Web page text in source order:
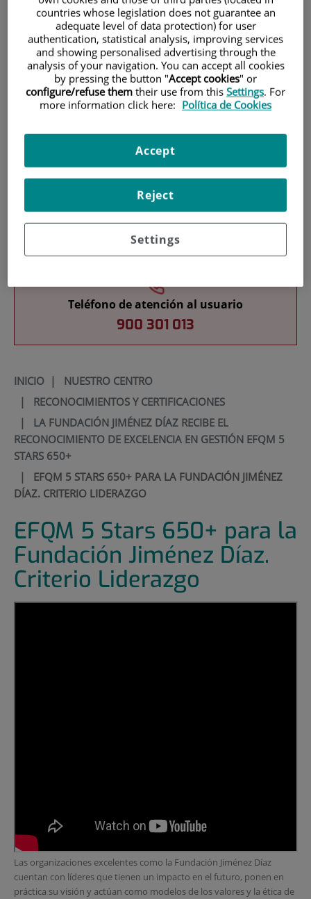
Investigación
Teléfono de atención al usuario
900 301 013
INICIO| NUESTRO CENTRO
| RECONOCIMIENTOS Y CERTIFICACIONES
| LA FUNDACIÓN JIMÉNEZ DÍAZ RECIBE EL
RECONOCIMIENTO DE EXCELENCIA EN GESTIÓN EFQM 5
STARS 650+
| EFQM 5 STARS 650+ PARA LA FUNDACIÓN JIMÉNEZ
DÍAZ. CRITERIO LIDERAZGO
EFQM 5 Stars 650+ para la
Fundación Jiménez Díaz.
Criterio Liderazgo
Las organizaciones excelentes como la Fundación Jiménez Díaz
cuentan con líderes que tienen un impacto en el futuro, ponen en
práctica su visión y actúan como modelos de los valores y la ética de
countries whose legislation does not guarantee an
adequate level of data protection) for user
authentication, statistical analysis, improving services
and showing personalised advertising through the
analysis of your navigation. You can accept all cookies
by pressing the button "Accept cookies" or
configure/refuse them their use from this Settings. For
more information click here: Política de Cookies
Settings
Reject
Accept